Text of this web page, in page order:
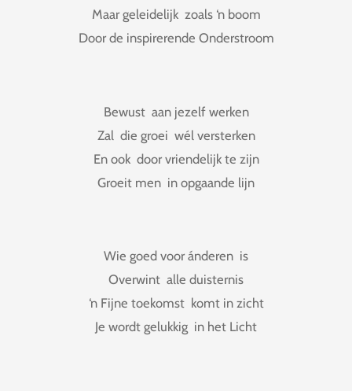
Maar geleidelijk zoals ‘n boom
Door de inspirerende Onderstroom
Bewust aan jezelf werken
Zal die groei wél versterken
En ook door vriendelijk te zijn
Groeit men in opgaande lijn
Wie goed voor ánderen is
Overwint alle duisternis
‘n Fijne toekomst komt in zicht
Je wordt gelukkig in het Licht